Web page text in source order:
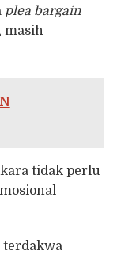
plea bargain
masih
tidak perlu